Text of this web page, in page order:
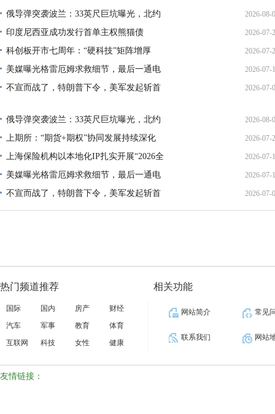
俄导弹突袭波兰：33英尺巨坑曝光，北约 2026-08-
印度尼西亚成功发行首单主权熊猫债 2026-07-
科创板开市七周年：“硬科技”矩阵增厚 2026-07-
美媒曝光格雷厄姆求救细节，最后一通电 2026-07-
不宣而战了，特朗普下令，美军发起斩首 2026-07-
俄导弹突袭波兰：33英尺巨坑曝光，北约 2026-08-
上期所：“期货+期权”协同发展持续深化 2026-07-
上海保险机构以本地化IP扎实开展“2026全 2026-07-
美媒曝光格雷厄姆求救细节，最后一通电 2026-07-
不宣而战了，特朗普下令，美军发起斩首 2026-07-
热门频道推荐
国际 国内 房产
财经
汽车
军事 教育
体育
互联网
科技 女性 健康
相关功能
网站简介 常见
联系我们 网站
友情链接：